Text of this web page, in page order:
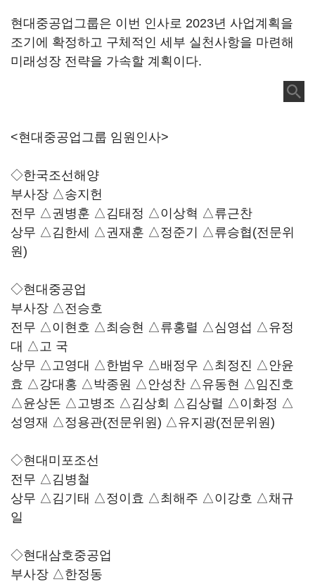
현대중공업그룹은 이번 인사로 2023년 사업계획을
조기에 확정하고 구체적인 세부 실천사항을 마련해
미래성장 전략을 가속할 계획이다.
<현대중공업그룹 임원인사>
◇한국조선해양
부사장 △송지헌
전무 △권병훈 △김태정 △이상혁 △류근찬
상무 △김한세 △권재훈 △정준기 △류승협(전문위
원)
◇현대중공업
부사장 △전승호
전무 △이현호 △최승현 △류홍렬 △심영섭 △유정
대 △고 국
상무 △고영대 △한범우 △배정우 △최정진 △안윤
효 △강대홍 △박종원 △안성찬 △유동현 △임진호
△윤상돈 △고병조 △김상회 △김상렬 △이화정 △
성영재 △정용관(전문위원) △유지광(전문위원)
◇현대미포조선
전무 △김병철
상무 △김기태 △정이효 △최해주 △이강호 △채규
일
◇현대삼호중공업
부사장 △한정동